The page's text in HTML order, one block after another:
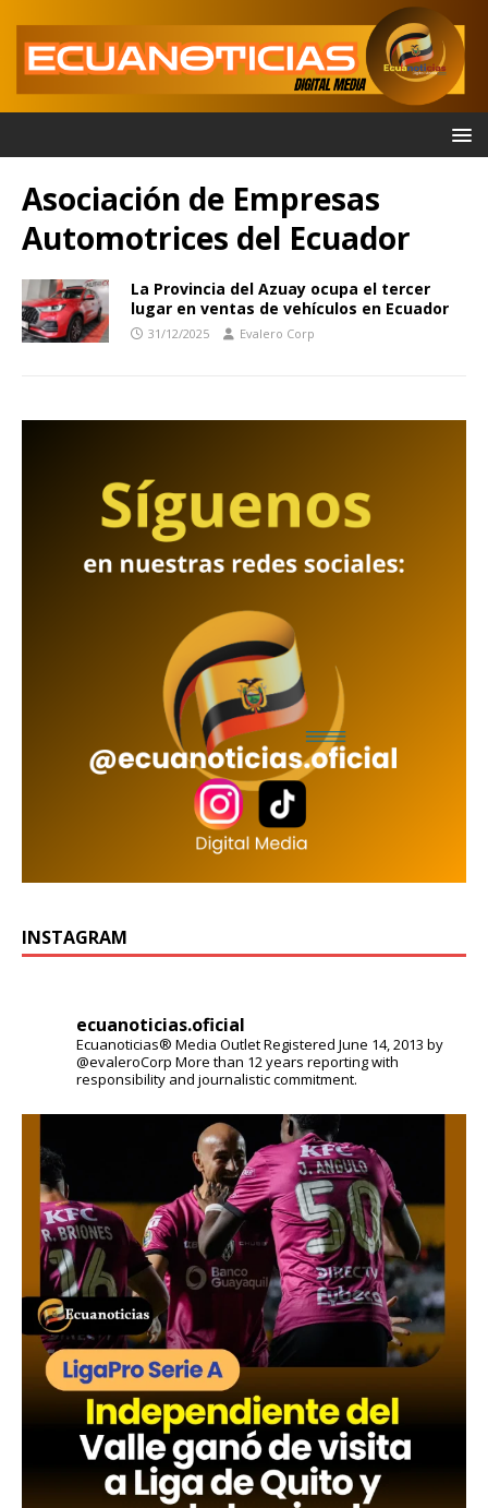
Asociación de Empresas
Automotrices del Ecuador
La Provincia del Azuay ocupa el tercer
lugar en ventas de vehículos en Ecuador
31/12/2025 Evalero Corp
INSTAGRAM
ecuanoticias.oficial
Ecuanoticias® Media OutletRegistered June 14, 2013 by
@evaleroCorp More than 12 years reporting with
responsibility and journalistic commitment.